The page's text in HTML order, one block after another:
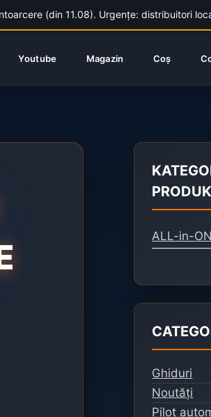
(din 11.08). Urgențe: distribuitori
Youtube Magazin Coș
ALL-in-
Ghiduri
Noutăți
Pilot